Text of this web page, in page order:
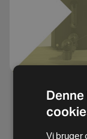
og
Vi bruger